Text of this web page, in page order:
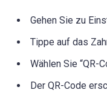
Gehen Sie zu
Tippe auf das
Wählen Sie “QR-
Der QR-Code